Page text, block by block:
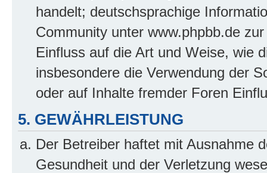
handelt; deutschsprachige
Community unter www.phpbb.de
Einfluss auf die Art und Weise, wie
insbesondere die Verwendung der
oder auf Inhalte fremder Foren
5. GEWÄHRLEISTUNG
Der Betreiber haftet mit Ausnahme
Gesundheit und der Verletzung